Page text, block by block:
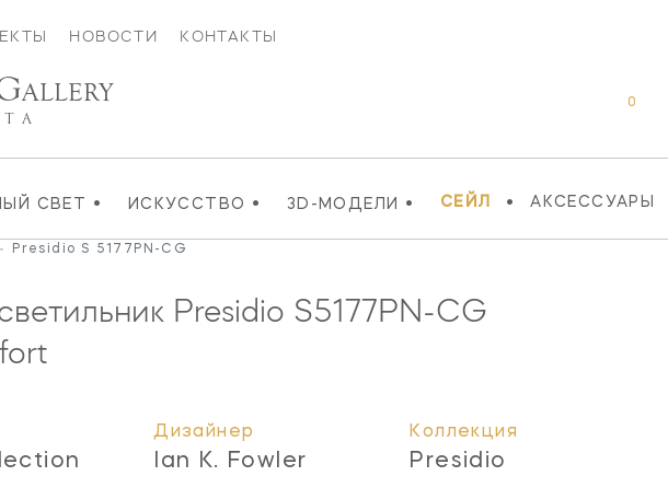
НОВОСТИ КОНТАКТЫ
СВЕТ • ИСКУССТВО • 3D-МОДЕЛИ • СЕЙЛ • АКСЕССУАРЫ
0
ALLERY
- Presidio S 5177PN-CG
Presidio S5177PN-CG
Дизайнер
Ian K. Fowler
Коллекция
Presidio